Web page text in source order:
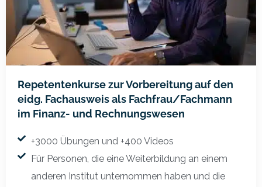
Repetentenkurse zur Vorbereitung auf den
eidg. Fachausweis als Fachfrau/Fachmann
im Finanz- und Rechnungswesen
+3000 Übungen und +400 Videos
Für Personen, die eine Weiterbildung an einem
anderen Institut unternommen haben und die